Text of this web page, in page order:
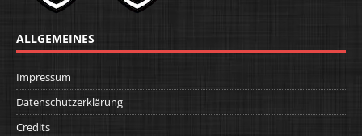
ALLGEMEINES
Impressum
Datenschutzerklärung
Credits